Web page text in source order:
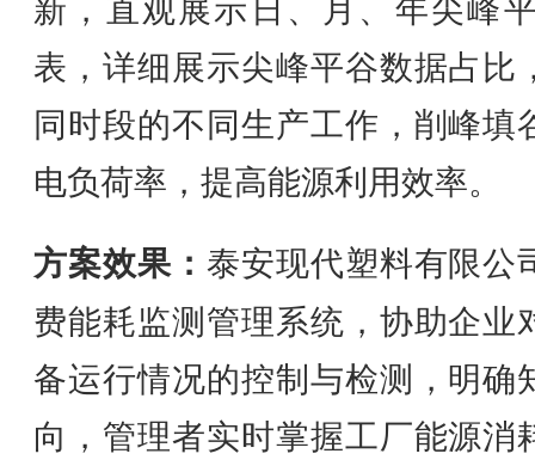
表，详细展示尖峰平谷数据占比
同时段的不同生产工作，削峰填
电负荷率，提高能源利用效率。
方案效果： 泰安现代塑料有限公
费能耗监测管理系统，协助企业
备运行情况的控制与检测，明确
向，管理者实时掌握工厂能源消